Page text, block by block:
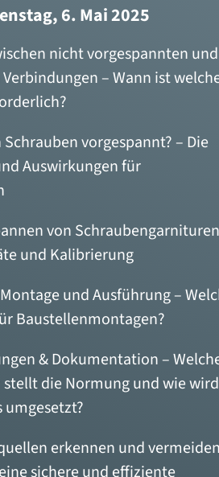
6. Mai 2025
nicht vorgespannten und
– Wann ist
vorgespannt? – Die
Auswirkungen für
von
und Kalibrierung
und Ausführung –
Baustellenmontagen?
& Dokumentation –
die Normung und wie wird
umgesetzt?
erkennen und
sichere und effiziente